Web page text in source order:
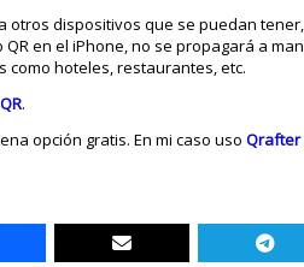
otros dispositivos que se puedan
en el iPhone, no se propagará a
hoteles, restaurantes, etc.
.
opción gratis. En mi caso usoQrafter